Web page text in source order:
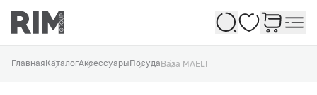
Избранное
Главная КаталогАксессуары ПосудаВаза MAELI